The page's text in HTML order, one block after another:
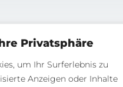
Privatsphäre
um Ihr Surferlebnis zu
Anzeigen oder Inhalte
D-